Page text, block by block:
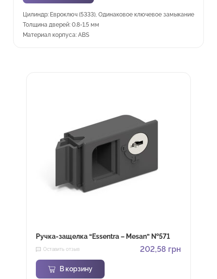
Цилиндр: Евроключ (5333), Одинаковое ключевое замыкание
Толщина дверей: 0.8-1.5 мм
Материал корпуса: ABS
Ручка-защелка “Essentra – Mesan” №571
Оставить отзыв 202,58 грн
В корзину